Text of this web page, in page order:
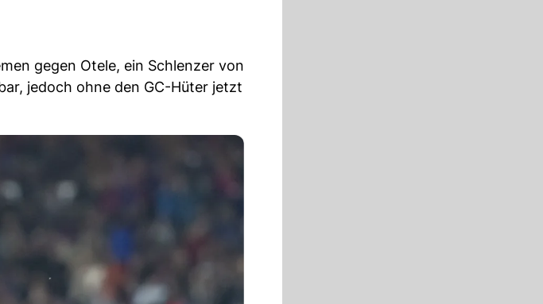
gegen Otele, ein Schlenzer von
jedoch ohne den GC-Hüter jetzt